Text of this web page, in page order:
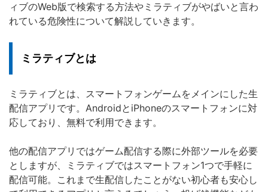
ィブのWeb版で検索する方法やミラティブがやばいと言わ
れている危険性について解説していきます。
ミラティブとは
ミラティブとは、スマートフォンゲームをメインにした生
配信アプリです。AndroidとiPhoneのスマートフォンに対
応しており、無料で利用できます。
他の配信アプリではゲーム配信する際に外部ツールを必要
としますが、ミラティブではスマートフォン1つで手軽に
配信可能。これまで生配信したことがない初心者も安心し